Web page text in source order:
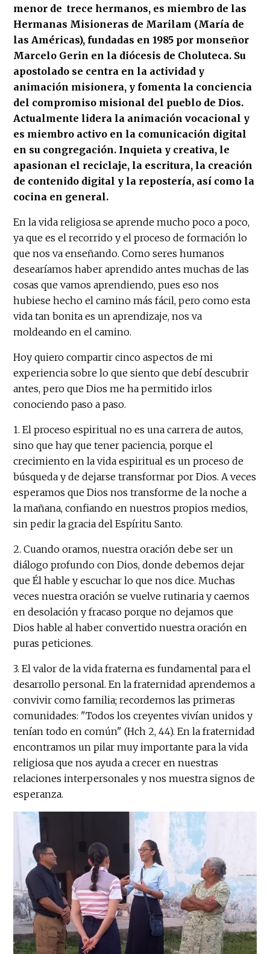
menor de trece hermanos, es miembro de las
Hermanas Misioneras de Marilam (María de
las Américas), fundadas en 1985 por monseñor
Marcelo Gerin en la diócesis de Choluteca. Su
apostolado se centra en la actividad y
animación misionera, y fomenta la conciencia
del compromiso misional del pueblo de Dios.
Actualmente lidera la animación vocacional y
es miembro activo en la comunicación digital
en su congregación. Inquieta y creativa, le
apasionan el reciclaje, la escritura, la creación
de contenido digital y la repostería, así como la
cocina en general.
En la vida religiosa se aprende mucho poco a poco,
ya que es el recorrido y el proceso de formación lo
que nos va enseñando. Como seres humanos
desearíamos haber aprendido antes muchas de las
cosas que vamos aprendiendo, pues eso nos
hubiese hecho el camino más fácil, pero como esta
vida tan bonita es un aprendizaje, nos va
moldeando en el camino.
Hoy quiero compartir cinco aspectos de mi
experiencia sobre lo que siento que debí descubrir
antes, pero que Dios me ha permitido irlos
conociendo paso a paso.
1. El proceso espiritual no es una carrera de autos,
sino que hay que tener paciencia, porque el
crecimiento en la vida espiritual es un proceso de
búsqueda y de dejarse transformar por Dios. A veces
esperamos que Dios nos transforme de la noche a
la mañana, confiando en nuestros propios medios,
sin pedir la gracia del Espíritu Santo.
2. Cuando oramos, nuestra oración debe ser un
diálogo profundo con Dios, donde debemos dejar
que Él hable y escuchar lo que nos dice. Muchas
veces nuestra oración se vuelve rutinaria y caemos
en desolación y fracaso porque no dejamos que
Dios hable al haber convertido nuestra oración en
puras peticiones.
3. El valor de la vida fraterna es fundamental para el
desarrollo personal. En la fraternidad aprendemos a
convivir como familia; recordemos las primeras
comunidades: "Todos los creyentes vivían unidos y
tenían todo en común" (Hch 2, 44). En la fraternidad
encontramos un pilar muy importante para la vida
religiosa que nos ayuda a crecer en nuestras
relaciones interpersonales y nos muestra signos de
esperanza.